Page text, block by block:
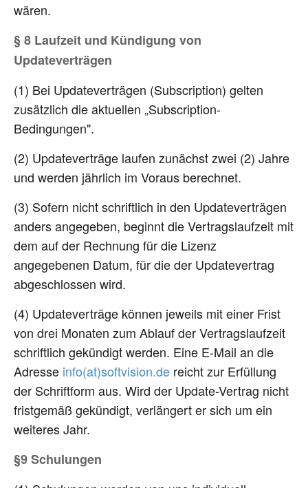
wären.
§ 8 Laufzeit und Kündigung von
Updateverträgen
(1) Bei Updateverträgen (Subscription) gelten
zusätzlich die aktuellen „Subscription-
Bedingungen".
(2) Updateverträge laufen zunächst zwei (2) Jahre
und werden jährlich im Voraus berechnet.
(3) Sofern nicht schriftlich in den Updateverträgen
anders angegeben, beginnt die Vertragslaufzeit mit
dem auf der Rechnung für die Lizenz
angegebenen Datum, für die der Updatevertrag
abgeschlossen wird.
(4) Updateverträge können jeweils mit einer Frist
von drei Monaten zum Ablauf der Vertragslaufzeit
schriftlich gekündigt werden. Eine E-Mail an die
Adresse ed.noisivtfos(ta)ofni reicht zur Erfüllung
der Schriftform aus. Wird der Update-Vertrag nicht
fristgemäß gekündigt, verlängert er sich um ein
weiteres Jahr.
§9 Schulungen